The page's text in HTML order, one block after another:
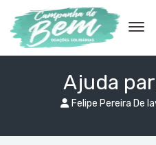
Ajuda
Felipe Pereira De